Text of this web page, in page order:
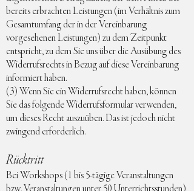
bereits erbrachten Leistungen (im Verhältnis zum
Gesamtumfang der in der Vereinbarung
vorgesehenen Leistungen) zu dem Zeitpunkt
entspricht, zu dem Sie uns über die Ausübung des
Widerrufsrechts in Bezug auf diese Vereinbarung
informiert haben.
(3) Wenn Sie ein Widerrufsrecht haben, können
Sie das folgende Widerrufsformular verwenden,
um dieses Recht auszuüben. Das ist jedoch nicht
zwingend erforderlich.
Rücktritt
Bei Workshops (1 bis 5-tägige Veranstaltungen